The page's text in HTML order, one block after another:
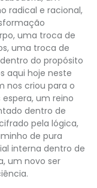
radical e racional,
uma troca de
uma troca de
do propósito
aqui hoje neste
nos criou para o
um reino
dentro de
pela lógica,
de pura
interna dentro de
um novo ser